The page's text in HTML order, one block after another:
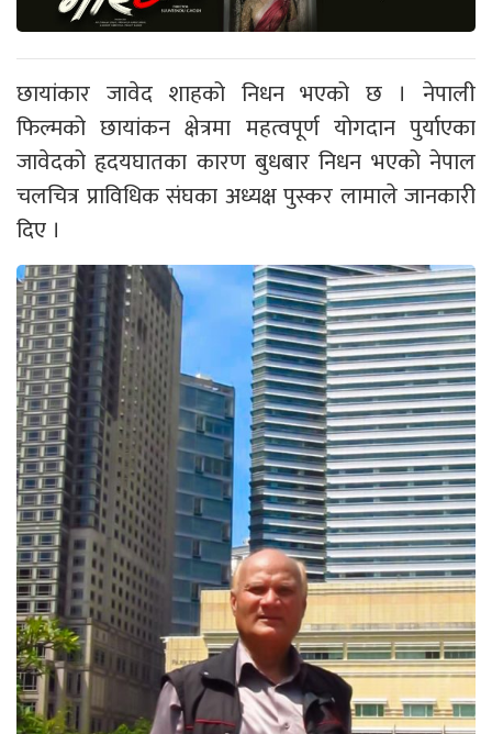
छायांकार जावेद शाहको निधन भएको छ । नेपाली
फिल्मको छायांकन क्षेत्रमा महत्वपूर्ण योगदान पुर्याएका
जावेदको हृदयघातका कारण बुधबार निधन भएको नेपाल
चलचित्र प्राविधिक संघका अध्यक्ष पुस्कर लामाले जानकारी
दिए ।